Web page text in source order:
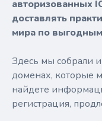
авторизованных
доставлять
мира по
Здесь мы собрали
доменах, которые
найдете
регистрация,